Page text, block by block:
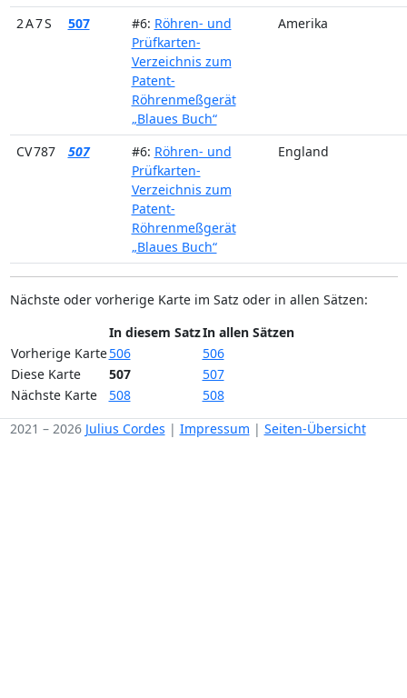
2 A 7 S 507 #6: Röhren- und
Prüfkarten-
Verzeichnis zum
Patent-
Röhrenmeßgerät
„Blaues Buch“
Amerika
CV 787 507 #6: Röhren- und
Prüfkarten-
Verzeichnis zum
Patent-
Röhrenmeßgerät
„Blaues Buch“
England
Nächste oder vorherige Karte im Satz oder in allen Sätzen:
In diesem SatzIn allen Sätzen
Vorherige Karte506
506
Diese Karte
507
507
Nächste Karte
508
508
2021 – 2026 Julius Cordes | Impressum | Seiten-Übersicht